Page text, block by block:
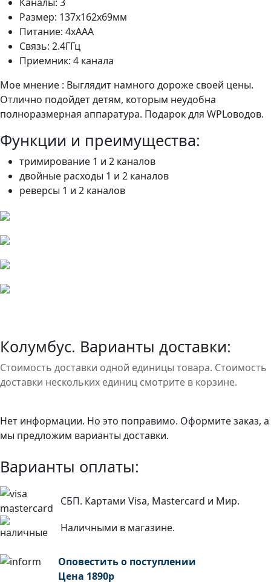
Размер: 137х162х69мм
Питание: 4хААА
Связь: 2.4ГГц
Приемник: 4 канала
Мое мнение : Выглядит намного дороже своей цены.
Отлично подойдет детям, которым неудобна
полноразмерная аппаратура. Подарок для WPLоводов.
Функции и преимущества:
тримирование 1 и 2 каналов
двойные расходы 1 и 2 каналов
реверсы 1 и 2 каналов
Колумбус. Варианты доставки:
Стоимость доставки одной единицы товара. Стоимость
доставки нескольких единиц смотрите в корзине.
Нет информации. Но это поправимо. Оформите заказ, а
мы предложим варианты доставки.
Варианты оплаты:
СБП. Картами Visa, Mastercard и Мир.
Наличными в магазине.
Оповестить о поступлении
Цена 1890р